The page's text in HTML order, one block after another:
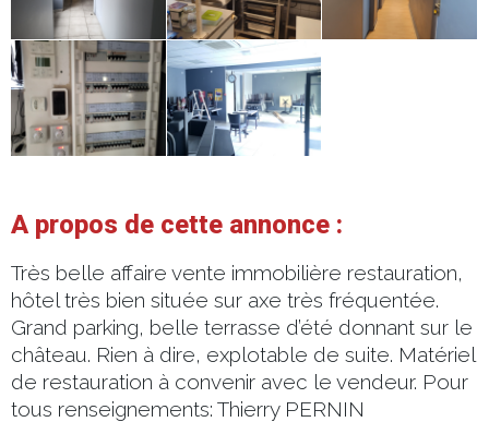
A propos de cette annonce :
Très belle affaire vente immobilière restauration,
hôtel très bien située sur axe très fréquentée.
Grand parking, belle terrasse d’été donnant sur le
château. Rien à dire, explotable de suite. Matériel
de restauration à convenir avec le vendeur. Pour
tous renseignements: Thierry PERNIN